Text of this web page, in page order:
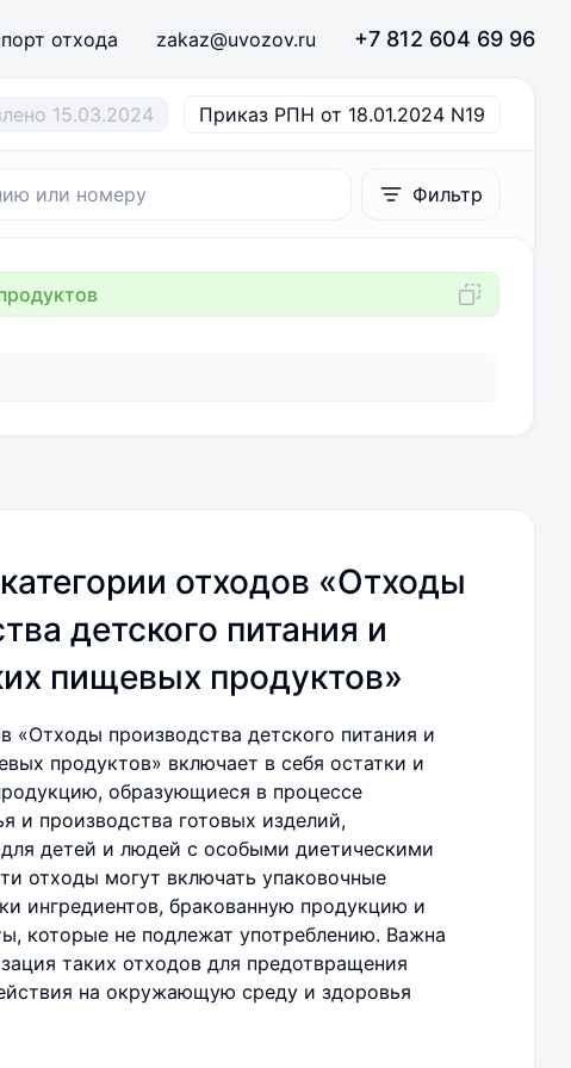
отхода zakaz@uvozov.ru +7 812 604 69 96
15.03.2024 Приказ РПН от 18.01.2024 N19
Фильтр
отходов «Отходы
детского питания и
пищевых продуктов»
«Отходы производства детского питания и
продуктов» включает в себя остатки и
образующиеся в процессе
и производства готовых изделий,
для детей и людей с особыми диетическими
отходы могут включать упаковочные
ингредиентов, бракованную продукцию и
которые не подлежат употреблению. Важна
таких отходов для предотвращения
на окружающую среду и здоровья